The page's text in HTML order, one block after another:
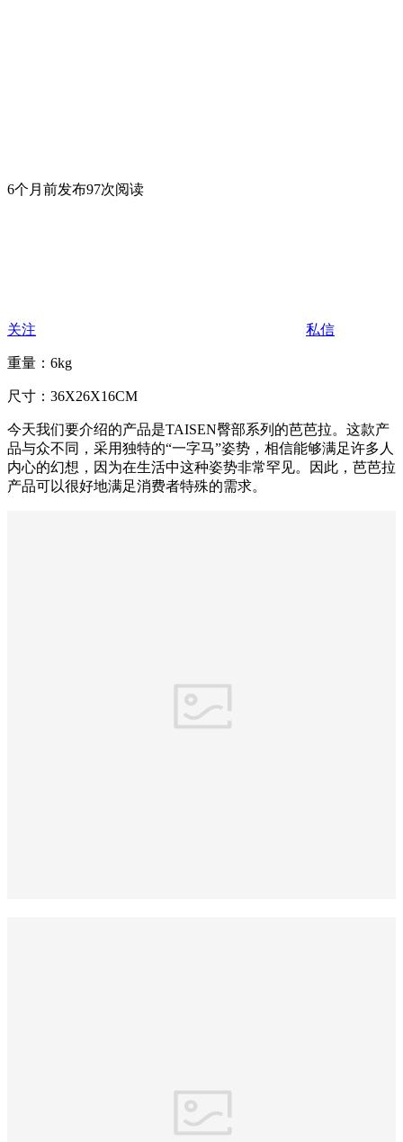
6个月前发布97次阅读
关注 私信
重量：6kg
尺寸：36X26X16CM
今天我们要介绍的产品是TAISEN臀部系列的芭芭拉。这款产
品与众不同，采用独特的“一字马”姿势，相信能够满足许多人
内心的幻想，因为在生活中这种姿势非常罕见。因此，芭芭拉
产品可以很好地满足消费者特殊的需求。